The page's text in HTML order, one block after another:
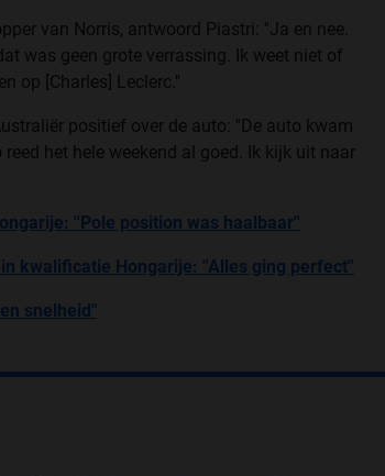
van Norris, antwoord Piastri: ''Ja en nee.
was geen grote verrassing. Ik weet niet of
op [Charles] Leclerc.''
positief over de auto: ''De auto kwam
het hele weekend al goed. Ik kijk uit naar
''Pole position was haalbaar''
kwalificatie Hongarije: ''Alles ging perfect''
snelheid"